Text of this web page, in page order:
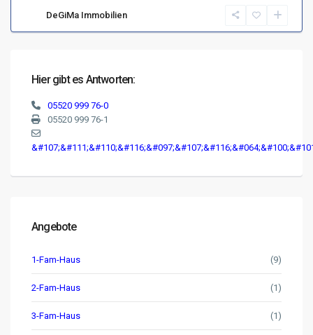
DeGiMa Immobilien
Hier gibt es Antworten:
05520 999 76-0
05520 999 76-1
Angebote
1-Fam-Haus (9)
2-Fam-Haus (1)
3-Fam-Haus (1)